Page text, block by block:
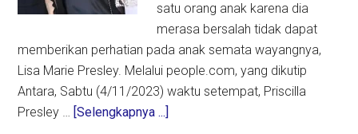
satu orang anak karena dia
merasa bersalah tidak dapat
memberikan perhatian pada anak semata wayangnya,
Lisa Marie Presley. Melalui people.com, yang dikutip
Antara, Sabtu (4/11/2023) waktu setempat, Priscilla
Presley … [Selengkapnya ...]